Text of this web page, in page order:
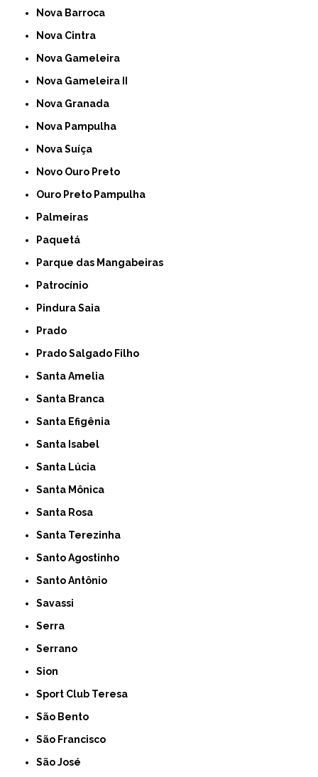
Nova Barroca
Nova Cintra
Nova Gameleira
Nova Gameleira II
Nova Granada
Nova Pampulha
Nova Suíça
Novo Ouro Preto
Ouro Preto Pampulha
Palmeiras
Paquetá
Parque das Mangabeiras
Patrocínio
Pindura Saia
Prado
Prado Salgado Filho
Santa Amelia
Santa Branca
Santa Efigênia
Santa Isabel
Santa Lúcia
Santa Mônica
Santa Rosa
Santa Terezinha
Santo Agostinho
Santo Antônio
Savassi
Serra
Serrano
Sion
Sport Club Teresa
São Bento
São Francisco
São José